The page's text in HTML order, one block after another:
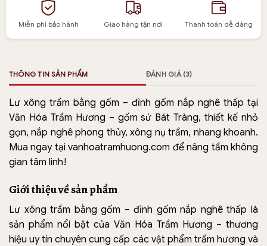
Miễn phí bảo hành Giao hàng tận nơi Thanh toán dễ dàng
THÔNG TIN SẢN PHẨM ĐÁNH GIÁ (3)
Lư xông trầm bằng gốm – đỉnh gốm nắp nghê thấp tại
Văn Hóa Trầm Hương – gốm sứ Bát Tràng, thiết kế nhỏ
gọn, nắp nghê phong thủy, xông nụ trầm, nhang khoanh.
Mua ngay tại vanhoatramhuong.com để nâng tầm không
gian tâm linh!
Giới thiệu về sản phẩm
Lư xông trầm bằng gốm – đỉnh gốm nắp nghê thấp là
sản phẩm nổi bật của Văn Hóa Trầm Hương – thương
hiệu uy tín chuyên cung cấp các vật phẩm trầm hương và